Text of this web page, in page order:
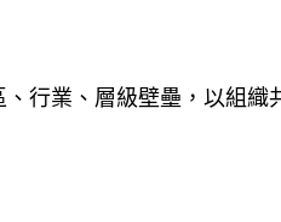
行業、層級壁壘，以組